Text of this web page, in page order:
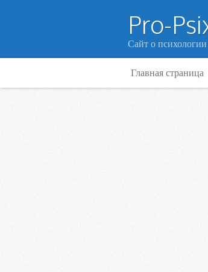
Pro-
Сайт о психологии
Главная страница